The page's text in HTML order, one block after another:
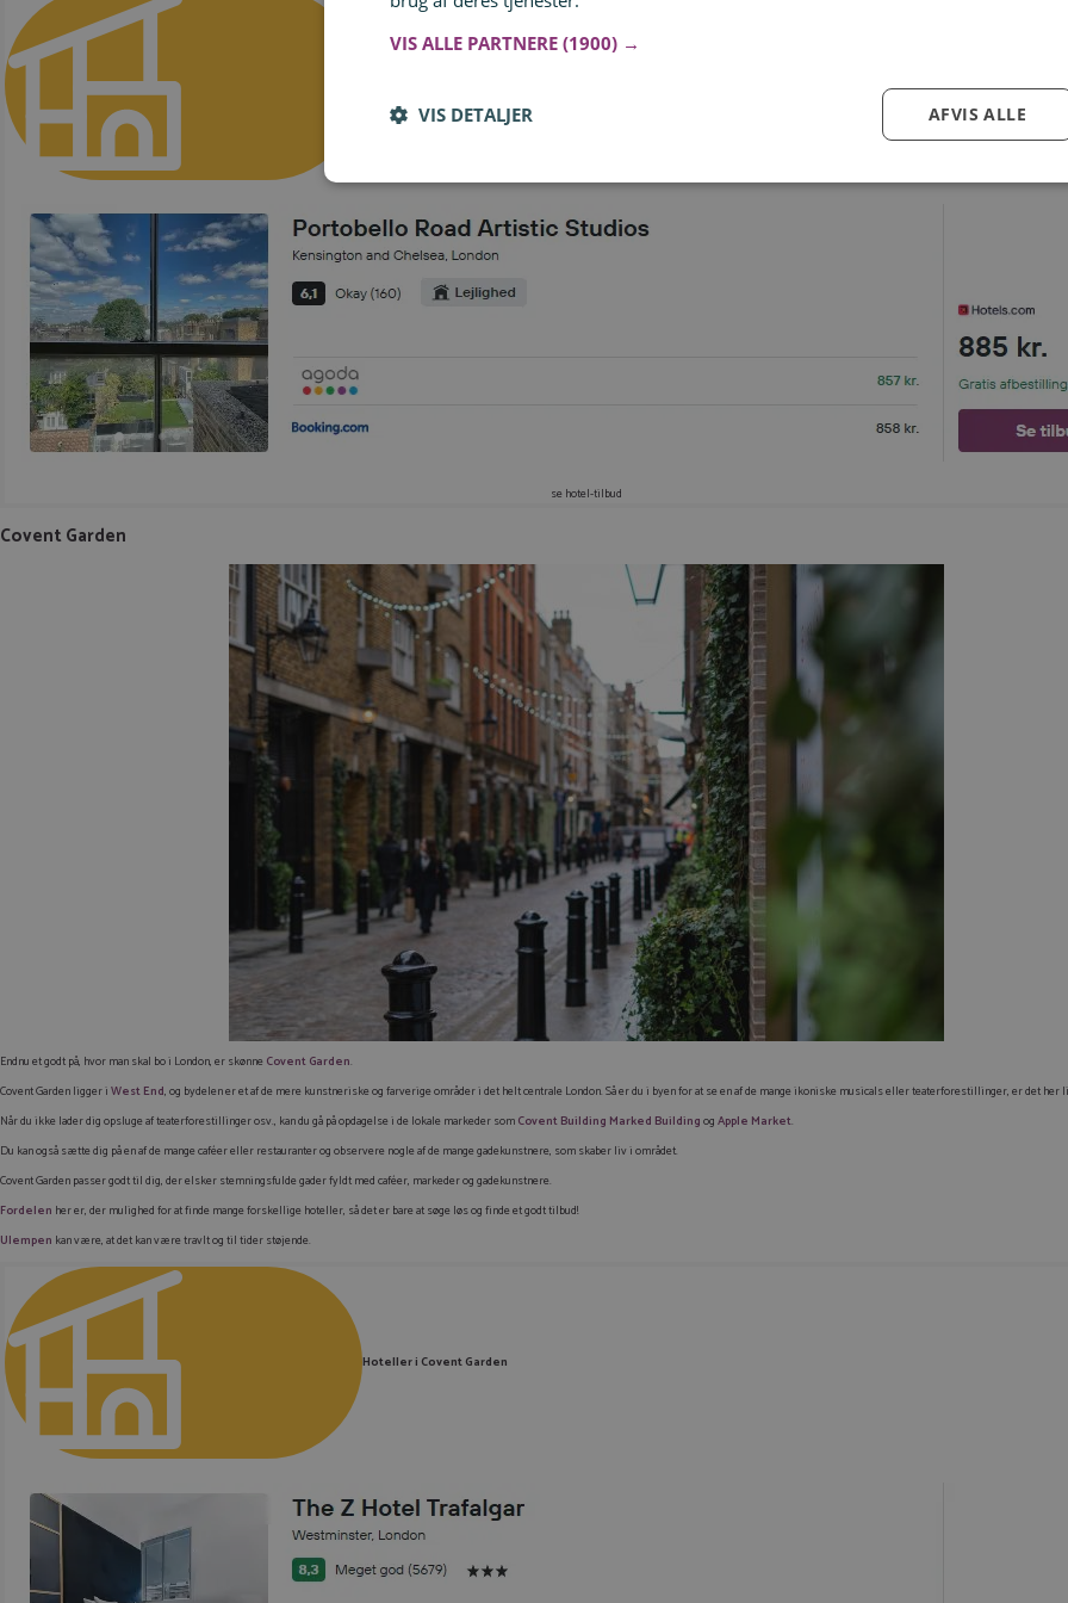
se hotel-tilbud
Covent Garden
Endnu et godt på, hvor man skal bo i London, er skønneCovent Garden.
Covent Garden ligger iWest End,og bydelen er et af de mere kunstneriske og farverige områder i det helt centrale London. Så er du i byen for at se en af de mange ikoniske musicals eller teaterforestillinger, er det her
Når du ikke lader dig opsluge af teaterforestillinger osv., kan du gå på opdagelse i de lokale markeder somCovent Building Marked BuildingogApple Market.
Du kan også sætte dig på en af de mange caféer eller restauranter og observere nogle af de mange gadekunstnere, som skaber liv i området.
Covent Garden passer godt til dig, der elsker stemningsfulde gader fyldt med caféer, markeder og gadekunstnere.
Fordelen her er, der mulighed for at finde mange forskellige hoteller, så det er bare at søge løs og finde et godt tilbud!
Ulempen kan være, at det kan være travlt og til tider støjende.
Hoteller i Covent Garden
VIS ALLE PARTNERE (1900) →
AFVIS ALLE
VIS DETALJER